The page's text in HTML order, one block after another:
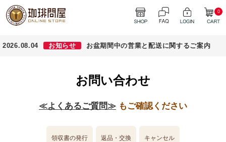
0
2026.08.04 お知らせ お盆期間中の営業と配送に関するご案内
お問い合わせ
≪よくあるご質問≫ もご確認ください
領収書の発行 返品・交換 キャンセル